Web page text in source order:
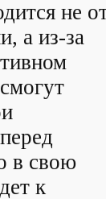
не
а из-за
в свою
к